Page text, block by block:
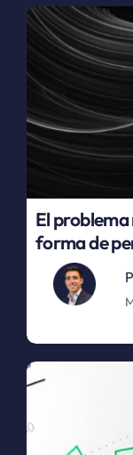
El problema
forma de